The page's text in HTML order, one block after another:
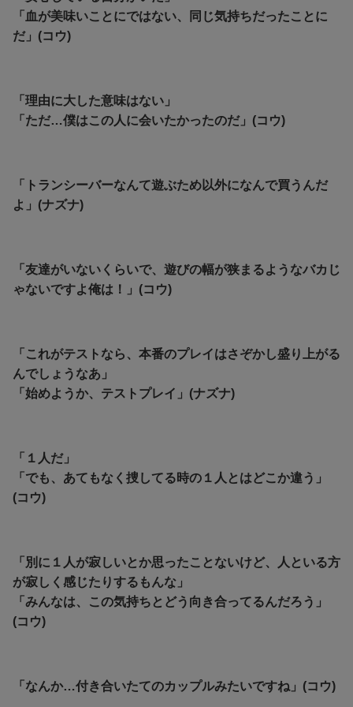
「血が美味いことにではない、同じ気持ちだったことに
だ」(コウ)
「理由に大した意味はない」
「ただ…僕はこの人に会いたかったのだ」(コウ)
「トランシーバーなんて遊ぶため以外になんで買うんだ
よ」(ナズナ)
「友達がいないくらいで、遊びの幅が狭まるようなバカじ
ゃないですよ俺は！」(コウ)
「これがテストなら、本番のプレイはさぞかし盛り上がる
んでしょうなあ」
「始めようか、テストプレイ」(ナズナ)
「１人だ」
「でも、あてもなく捜してる時の１人とはどこか違う」
(コウ)
「別に１人が寂しいとか思ったことないけど、人といる方
が寂しく感じたりするもんな」
「みんなは、この気持ちとどう向き合ってるんだろう」
(コウ)
「なんか…付き合いたてのカップルみたいですね」(コウ)